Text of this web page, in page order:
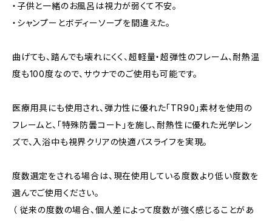
・子供と一緒のお風呂は視力が弱くて不安。
・シャンプーとボディーソープを間違えた。
曲げても、踏んでも壊れにくく、超軽量・超弾性のフレーム、耐熱温
度も100度なので、サウナでのご使用も可能です。
医療用具にも使用され、弾力性に優れた「TR90」素材を使用の
フレームと、「特殊防曇コート」を施し、耐熱性に優れた光学レン
ズで、入浴中も視界クリアの快適バスライフを実現。
度数選定をされる場合は、現在使用している度数より低い度数を
選んでご使用ください。
（ 従来の度数の場合、個人差によって度数が強く感じることがあ